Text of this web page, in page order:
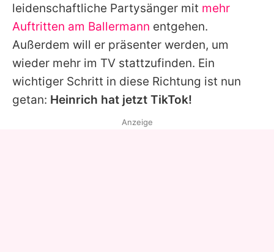
leidenschaftliche Partysänger mit mehr
Auftritten am Ballermann entgehen.
Außerdem will er präsenter werden, um
wieder mehr im TV stattzufinden. Ein
wichtiger Schritt in diese Richtung ist nun
getan: Heinrich hat jetzt TikTok!
Anzeige